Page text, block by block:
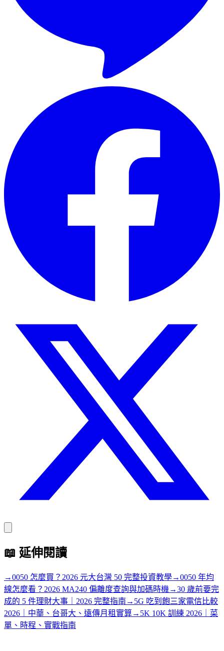
📖 延伸閱讀
→0050 怎麼買？2026 元大台灣 50 完整投資教學→0050 年均
線怎麼看？2026 MA240 偏離度查詢與加碼時機 →30 歲前要完
成的 5 件理財大事｜2026 完整指南 → 5G 吃到飽三家電信比較
2026｜中華、台哥大、遠傳月租實算→ 5K 10K 訓練 2026｜菜
單、時程、實戰指南